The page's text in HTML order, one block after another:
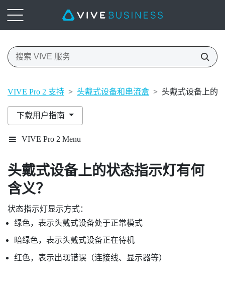
VIVE Pro 2 支持 > 头戴式设备和串流盒 > 头戴式设备上的
下载用户指南
VIVE Pro 2 Menu
头戴式设备上的状态指示灯有何
含义？
状态指示灯显示方式：
绿色，表示头戴式设备处于正常模式
暗绿色，表示头戴式设备正在待机
红色，表示出现错误（连接线、显示器等）